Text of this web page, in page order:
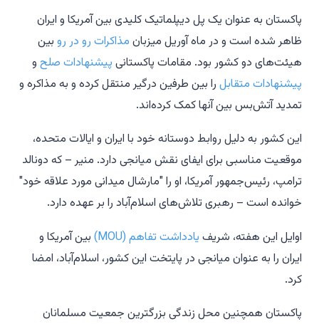
پاکستان به عنوان یک پل دیپلماتیک کلیدی بین آمریکا و ایران
ظاهر شده است و در ماه آوریل میزبان مذاکرات رو در رو بین
هیئت‌های دو کشور بود. مقامات پاکستانی پیشنهادات صلح و
پیشنهادات متقابل را بین طرفین درگیر منتقل کرده و به مذاکره و
تمدید آتش‌بس بین آنها کمک کرده‌اند.
این کشور به دلیل روابط دوستانه خود با ایران و ایالات متحده،
موقعیت مناسبی برای ایفای نقش میانجی دارد. منیر – که دونالد
ترامپ، رئیس‌جمهور آمریکا، او را "مارشال میدانی مورد علاقه خود"
خوانده است – رهبری تلاش‌های اسلام‌آباد را بر عهده دارد.
اوایل این هفته، شریف یادداشت تفاهم (MOU)
بین آمریکا و
ایران را به عنوان میانجی در پایتخت این کشور، اسلام‌آباد، امضا
کرد.
پاکستان همچنین محل زندگی بزرگترین جمعیت مسلمانان